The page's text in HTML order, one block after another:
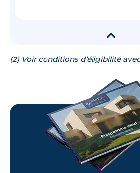
▾
(2) Voir conditions d’éligibilité